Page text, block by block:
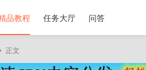
品教程 任务大厅 问答
正文